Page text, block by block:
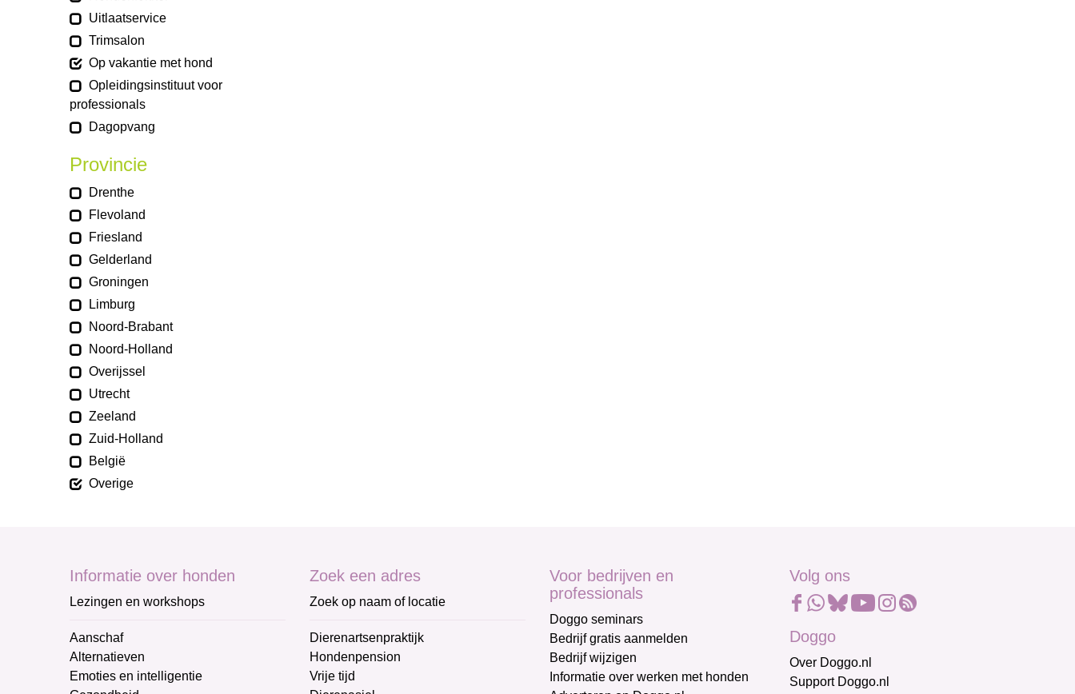
Uitlaatservice
Trimsalon
Op vakantie met hond
Opleidingsinstituut voor
professionals
Dagopvang
Provincie
Drenthe
Flevoland
Friesland
Gelderland
Groningen
Limburg
Noord-Brabant
Noord-Holland
Overijssel
Utrecht
Zeeland
Zuid-Holland
België
Overige
Informatie over honden
Lezingen en workshops
Aanschaf
Alternatieven
Emoties en intelligentie
Zoek een adres
Zoek op naam of locatie
Dierenartsenpraktijk
Hondenpension
Vrije tijd
Voor bedrijven en
professionals
Doggo seminars
Bedrijf gratis aanmelden
Bedrijf wijzigen
Informatie over werken met honden
Volg ons
Doggo
Over Doggo.nl
Support Doggo.nl